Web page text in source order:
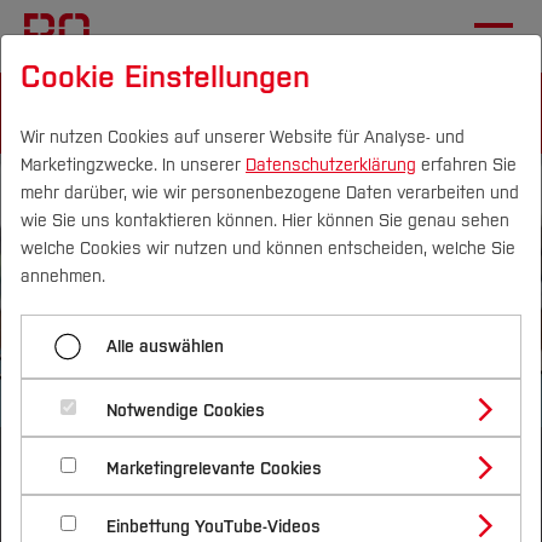
Campus Personen DE|EN Quicklinks
Studium
Studienangebote
Bachelorstudiengänge
Masterstudiengänge
Vor dem Studium
Bewerben & Einschreiben
Bewerbungsportal
Im Studium
Studienbüros und Prüfungen
Nach dem Studium
Forschung & Transfer
Profil
Forschungs- und Transferprofil
Schwerpunkte (FuT)
Beratung & Förderung
Nachhaltigkeit
Nachhaltigkeit studieren
International
Beste Bachelorarbeit ausgezeichnet
Cookie Einstellungen
Wir nutzen Cookies auf unserer Website für Analyse- und
Marketingzwecke. In unserer Datenschutzerklärung erfahren Sie
mehr darüber, wie wir personenbezogene Daten verarbeiten und
wie Sie uns kontaktieren können. Hier können Sie genau sehen
welche Cookies wir nutzen und können entscheiden, welche Sie
annehmen.
Alle auswählen
Notwendige Cookies
Marketingrelevante Cookies
Einbettung YouTube-Videos